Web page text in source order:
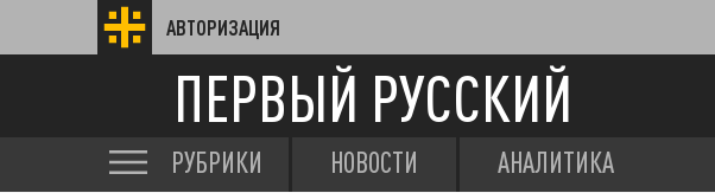
АВТОРИЗАЦИЯ
ПЕРВЫЙ РУССКИЙ
РУБРИКИ НОВОСТИ АНАЛИТИКА